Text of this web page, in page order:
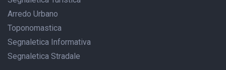
Arredo Urbano
Toponomastica
Segnaletica Informativa
Segnaletica Stradale